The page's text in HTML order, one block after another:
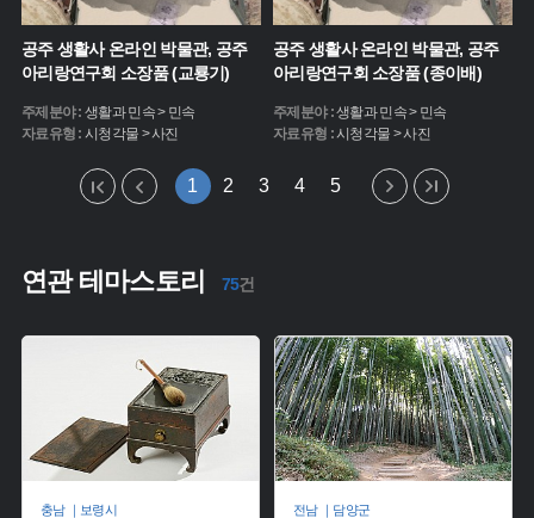
공주 생활사 온라인 박물관, 공주
아리랑연구회 소장품 (교룡기)
주제분야 : 생활과 민속 > 민속
자료유형 : 시청각물 > 사진
공주 생활사 온라인 박물관, 공주
아리랑연구회 소장품 (종이배)
주제분야 :생활과 민속 > 민속
자료유형 :시청각물 > 사진
1 2 3 4 5
연관 테마스토리 75건
충남 ｜보령시 전남 ｜담양군